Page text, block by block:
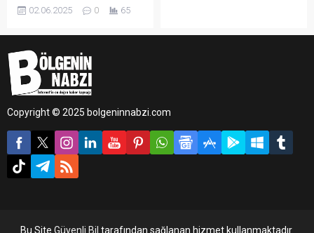
Petrolspor, rakibi Artı Değer
lige çıkma şansını kaçırdı.
02.06.2025 0 65
Copyright © 2025 bolgeninnabzi.com
Bu Site Güvenli Bil tarafından sağlanan hizmet kullanmaktadır.